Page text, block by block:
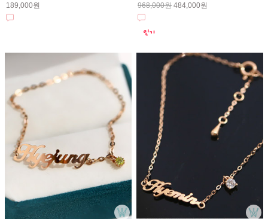
189,000원 968,000원 484,000원